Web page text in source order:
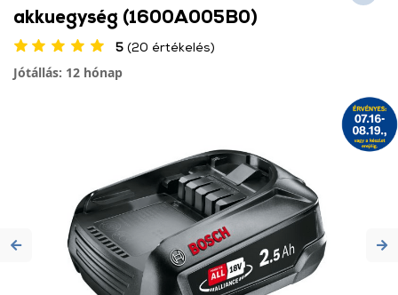
akkuegység (1600A005B0)
5 (20 értékelés)
Jótállás: 12 hónap
Previous